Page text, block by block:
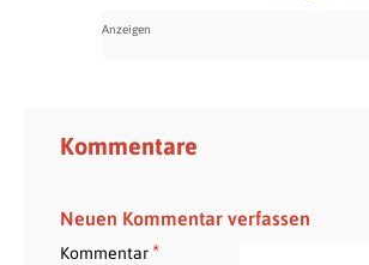
Kommentare
Neuen Kommentar verfassen
Kommentar*